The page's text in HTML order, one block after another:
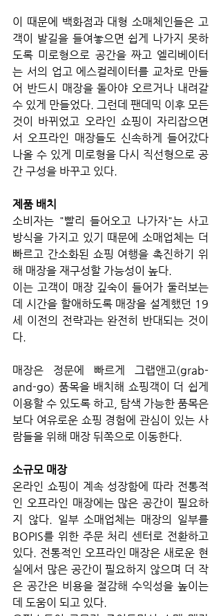
이 때문에 백화점과 대형 소매체인들은 고
객이 발길을 들여놓으면 쉽게 나가지 못하
도록 미로형으로 공간을 짜고 엘리베이터
는 서의 업고 에스컬레이터를 교차로 만들
어 반드시 매장을 돌아야 오르거나 내려갈
수 있게 만들었다. 그런데 팬데믹 이후 모든
것이 바뀌었고 오라인 쇼핑이 자리잡으면
서 오프라인 매장들도 신속하게 들어갔다
나올 수 있게 미로형을 다시 직선형으로 공
간 구성을 바꾸고 있다.
제품 배치
소비자는 "빨리 들어오고 나가자"는 사고
방식을 가지고 있기 때문에 소매업체는 더
빠르고 간소화된 쇼핑 여행을 촉진하기 위
해 매장을 재구성할 가능성이 높다.
이는 고객이 매장 깊숙이 들어가 둘러보는
데 시간을 할애하도록 매장을 설계했던 19
세 이전의 전략과는 완전히 반대되는 것이
다.
매장은 정문에 빠르게 그랩앤고(grab-
and-go) 품목을 배치해 쇼핑객이 더 쉽게
이용할 수 있도록 하고, 탐색 가능한 품목은
보다 여유로운 쇼핑 경험에 관심이 있는 사
람들을 위해 매장 뒤쪽으로 이동한다.
소규모 매장
온라인 쇼핑이 계속 성장함에 따라 전통적
인 오프라인 매장에는 많은 공간이 필요하
지 않다. 일부 소매업체는 매장의 일부를
BOPIS를 위한 주문 처리 센터로 전환하고
있다. 전통적인 오프라인 매장은 새로운 현
실에서 많은 공간이 필요하지 않으며 더 작
은 공간은 비용을 절감해 수익성을 높이는
데 도움이 되고 있다.